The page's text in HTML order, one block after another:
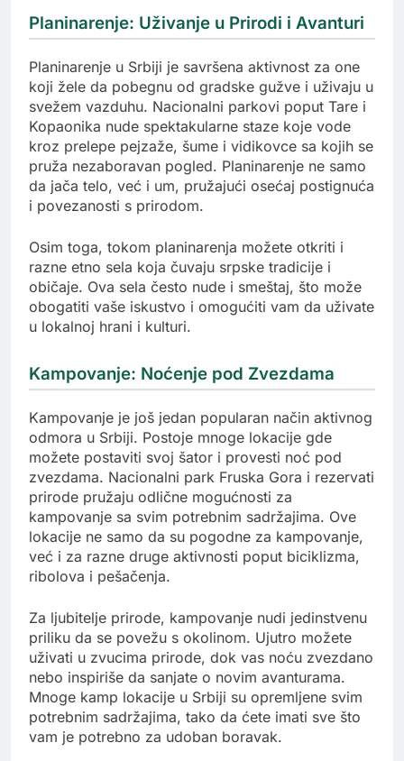
Planinarenje: Uživanje u Prirodi i Avanturi
Planinarenje u Srbiji je savršena aktivnost za one
koji žele da pobegnu od gradske gužve i uživaju u
svežem vazduhu. Nacionalni parkovi poput Tare i
Kopaonika nude spektakularne staze koje vode
kroz prelepe pejzaže, šume i vidikovce sa kojih se
pruža nezaboravan pogled. Planinarenje ne samo
da jača telo, već i um, pružajući osećaj postignuća
i povezanosti s prirodom.
Osim toga, tokom planinarenja možete otkriti i
razne etno sela koja čuvaju srpske tradicije i
običaje. Ova sela često nude i smeštaj, što može
obogatiti vaše iskustvo i omogućiti vam da uživate
u lokalnoj hrani i kulturi.
Kampovanje: Noćenje pod Zvezdama
Kampovanje je još jedan popularan način aktivnog
odmora u Srbiji. Postoje mnoge lokacije gde
možete postaviti svoj šator i provesti noć pod
zvezdama. Nacionalni park Fruska Gora i rezervati
prirode pružaju odlične mogućnosti za
kampovanje sa svim potrebnim sadržajima. Ove
lokacije ne samo da su pogodne za kampovanje,
već i za razne druge aktivnosti poput biciklizma,
ribolova i pešačenja.
Za ljubitelje prirode, kampovanje nudi jedinstvenu
priliku da se povežu s okolinom. Ujutro možete
uživati u zvucima prirode, dok vas noću zvezdano
nebo inspiriše da sanjate o novim avanturama.
Mnoge kamp lokacije u Srbiji su opremljene svim
potrebnim sadržajima, tako da ćete imati sve što
vam je potrebno za udoban boravak.